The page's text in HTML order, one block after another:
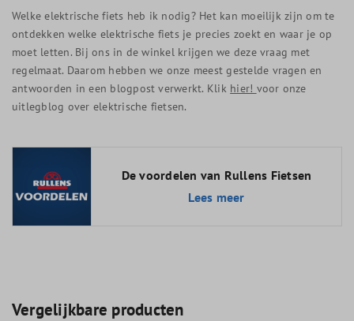
Welke elektrische fiets heb ik nodig? Het kan moeilijk zijn om te
ontdekken welke elektrische fiets je precies zoekt en waar je op
moet letten. Bij ons in de winkel krijgen we deze vraag met
regelmaat. Daarom hebben we onze meest gestelde vragen en
antwoorden in een blogpost verwerkt. Klik hier! voor onze
uitlegblog over elektrische fietsen.
De voordelen van Rullens Fietsen
Lees meer
Vergelijkbare producten